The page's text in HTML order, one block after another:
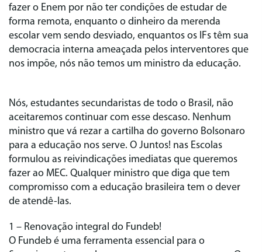
fazer o Enem por não ter condições de estudar de
forma remota, enquanto o dinheiro da merenda
escolar vem sendo desviado, enquantos os IFs têm sua
democracia interna ameaçada pelos interventores que
nos impõe, nós não temos um ministro da educação.
Nós, estudantes secundaristas de todo o Brasil, não
aceitaremos continuar com esse descaso. Nenhum
ministro que vá rezar a cartilha do governo Bolsonaro
para a educação nos serve. O Juntos! nas Escolas
formulou as reivindicações imediatas que queremos
fazer ao MEC. Qualquer ministro que diga que tem
compromisso com a educação brasileira tem o dever
de atendê-las.
1 – Renovação integral do Fundeb!
O Fundeb é uma ferramenta essencial para o